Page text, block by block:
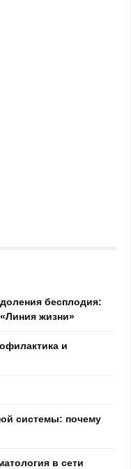
бесплодия:
жизни»
и
системы: почему
в сети